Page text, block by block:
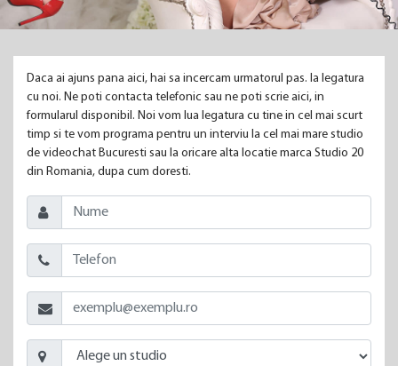
Daca ai ajuns pana aici, hai sa incercam urmatorul pas. Ia legatura
cu noi. Ne poti contacta telefonic sau ne poti scrie aici, in
formularul disponibil. Noi vom lua legatura cu tine in cel mai scurt
timp si te vom programa pentru un interviu la cel mai mare studio
de videochat Bucuresti sau la oricare alta locatie marca Studio 20
din Romania, dupa cum doresti.